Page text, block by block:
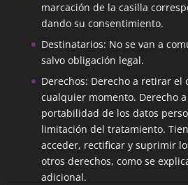
marcación de la casilla
dando su consentimiento.
Destinatarios: No se van a
salvo obligación legal.
Derechos: Derecho a retirar el
cualquier momento. Derecho
portabilidad de los datos
limitación del tratamiento.
acceder, rectificar y suprimir
otros derechos, como se
adicional.